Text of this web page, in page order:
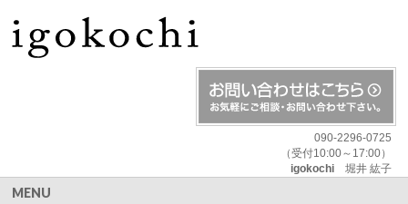
090-2296-0725
（受付10:00～17:00）
igokochi堀井 紘子
MENU